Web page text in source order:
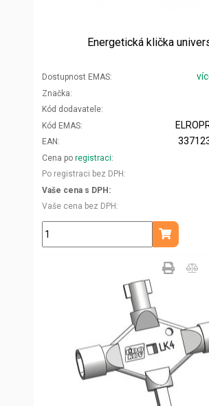
Energetická klička
Dostupnost EMAS
Značka
Kód dodavatele
Kód EMAS
EAN
Cena po registraci
Po registraci bez DPH
Vaše cena s DPH
Vaše cena bez DPH
ks
Přidat do